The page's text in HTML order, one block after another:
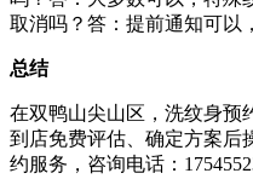
取消吗？答：提前通知可以
总结
在双鸭山尖山区，洗纹身预
到店免费评估、确定方案后
约服务，咨询电话：